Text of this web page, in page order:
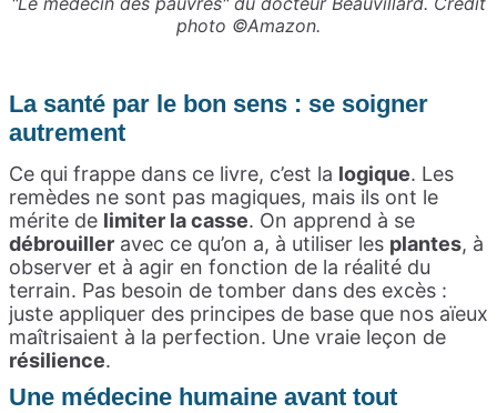
photo ©Amazon.
La santé par le bon sens : se soigner
autrement
Ce qui frappe dans ce livre, c’est la logique. Les
remèdes ne sont pas magiques, mais ils ont le
mérite de limiter la casse. On apprend à se
débrouiller avec ce qu’on a, à utiliser les plantes, à
observer et à agir en fonction de la réalité du
terrain. Pas besoin de tomber dans des excès :
juste appliquer des principes de base que nos aïeux
maîtrisaient à la perfection. Une vraie leçon de
résilience.
Une médecine humaine avant tout